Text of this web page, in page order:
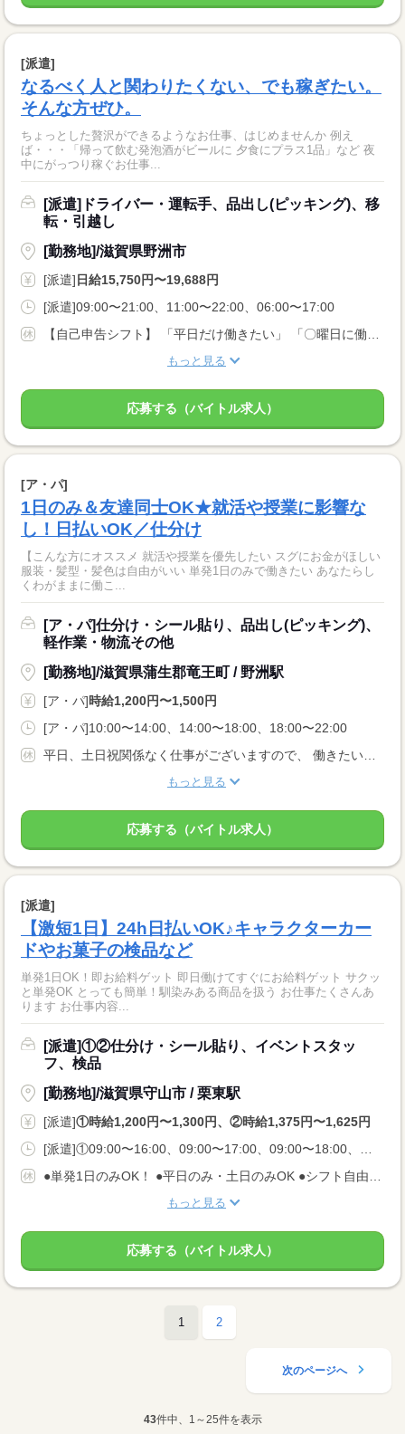
[派遣]
なるべく人と関わりたくない、でも稼ぎたい。
そんな方ぜひ。
ちょっとした贅沢ができるようなお仕事、はじめませんか 例え
ば・・・「帰って飲む発泡酒がビールに 夕食にプラス1品」など 夜
中にがっつり稼ぐお仕事...
[派遣]ドライバー・運転手、品出し(ピッキング)、移
転・引越し
[勤務地]/滋賀県野洲市
[派遣] 日給15,750円〜19,688円
[派遣]09:00〜21:00、11:00〜22:00、06:00〜17:00
もっと見る
応募する（バイトル求人）
[ア・パ]
1日のみ＆友達同士OK★就活や授業に影響な
し！日払いOK／仕分け
【こんな方にオススメ 就活や授業を優先したい スグにお金がほしい
服装・髪型・髪色は自由がいい 単発1日のみで働きたい あなたらし
くわがままに働こ...
[ア・パ]仕分け・シール貼り、品出し(ピッキング)、
軽作業・物流その他
[勤務地]/滋賀県蒲生郡竜王町 / 野洲駅
[ア・パ]時給1,200円〜1,500円
[ア・パ]10:00〜14:00、14:00〜18:00、18:00〜22:00
もっと見る
応募する（バイトル求人）
[派遣]
【激短1日】24h日払いOK♪キャラクターカー
ドやお菓子の検品など
単発1日OK！即お給料ゲット 即日働けてすぐにお給料ゲット サクッ
と単発OK とっても簡単！馴染みある商品を扱う お仕事たくさんあ
ります お仕事内容...
[派遣]①②仕分け・シール貼り、イベントスタッ
フ、検品
[勤務地]/滋賀県守山市 / 栗東駅
[派遣]①時給1,200円〜1,300円、②時給1,375円〜1,625円
もっと見る
応募する（バイトル求人）
1 2
次のページへ
43件中、1～25件を表示